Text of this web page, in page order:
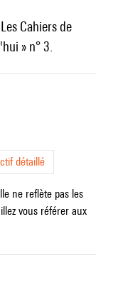
Cahiers de
» n° 3.
détaillé
ne reflète pas les
vous référer aux